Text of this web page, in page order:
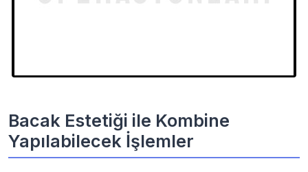
Bacak Estetiği ile Kombine
Yapılabilecek İşlemler